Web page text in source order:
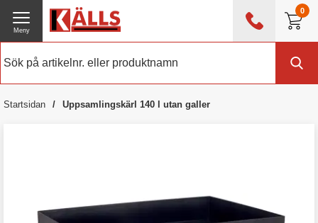
0
0476 - 214 80
Meny
Startsidan Uppsamlingskärl 140 l utan galler